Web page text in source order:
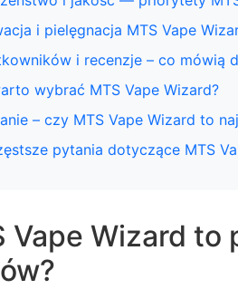
i pielęgnacja MTS Vape
i recenzje – co mówią
wybrać MTS Vape Wizard?
– czy MTS Vape Wizard to
pytania dotyczące MTS
Vape Wizard to